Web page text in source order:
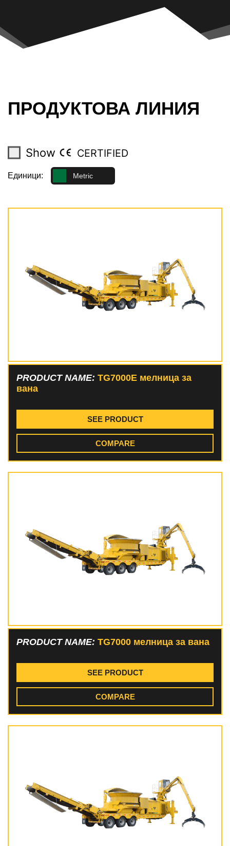
ПРОДУКТОВА ЛИНИЯ
Show CERTIFIED
Единици: Metric
PRODUCT NAME: TG7000E мелница за
вана
SEE PRODUCT
COMPARE
PRODUCT NAME: TG7000 мелница за вана
SEE PRODUCT
COMPARE